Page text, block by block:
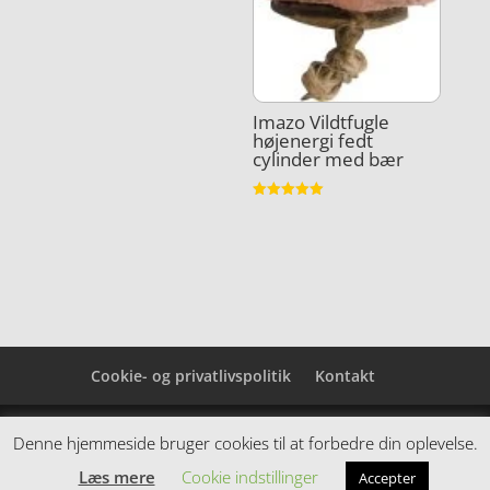
Imazo Vildtfugle
højenergi fedt
cylinder med bær
Cookie- og privatlivspolitik Kontakt
Denne hjemmeside samler et bredt udvalg af
spændende varer. Siden er et affiiliatesite, og nogle
links kan være affiliatelinks.
Denne hjemmeside bruger cookies til at forbedre din oplevelse.
Læs mere
Cookie indstillinger Accepter